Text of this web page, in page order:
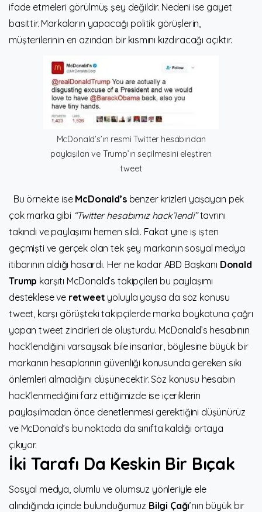
ifade etmeleri görülmüş şey değildir. Nedeni ise gayet
basittir. Markaların yapacağı politik görüşlerin,
müşterilerinin en azından bir kısmını kızdıracağı açıktır.
McDonald’s’ın resmi Twitter hesabından
paylaşılan ve Trump’ın seçilmesini eleştiren
tweet
Bu örnekte ise McDonald’sbenzer krizleri yaşayan pek
çok marka gibi “Twitter hesabımız hack’lendi”tavrını
takındı ve paylaşımı hemen sildi. Fakat yine iş işten
geçmişti ve gerçek olan tek şey markanın sosyal medya
itibarının aldığı hasardı. Her ne kadar ABD Başkanı Donald
Trump karşıtı McDonald’s takipçileri bu paylaşımı
desteklese ve retweet yoluyla yaysa da söz konusu
tweet, karşı görüşteki takipçilerde marka boykotuna çağrı
yapan tweet zincirleri de oluşturdu. McDonald’s hesabının
hack’lendiğini varsaysak bile insanlar, böylesine büyük bir
markanın hesaplarının güvenliği konusunda gereken sıkı
önlemleri almadığını düşünecektir. Söz konusu hesabın
hack’lenmediğini farz ettiğimizde ise içeriklerin
paylaşılmadan önce denetlenmesi gerektiğini düşünürüz
ve McDonald’s bu noktada da sınıfta kaldığı ortaya
çıkıyor.
İki Tarafı Da Keskin Bir Bıçak
Sosyal medya, olumlu ve olumsuz yönleriyle ele
alındığında içinde bulunduğumuz Bilgi Çağı’nın büyük bir